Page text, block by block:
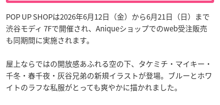
POP UP SHOPは2026年6月12日（金）から6月21日（日）まで
渋谷モディ 7Fで開催され、Aniqueショップでのweb受注販売
も同期間に実施されます。
屋上ならではの開放感あふれる空の下、タケミチ・マイキー・
千冬・春千夜・灰谷兄弟の新規イラストが登場。ブルーとホワ
イトのラフな私服がとっても爽やかに描かれました。